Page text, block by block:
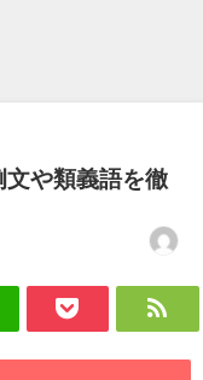
文や類義語を徹